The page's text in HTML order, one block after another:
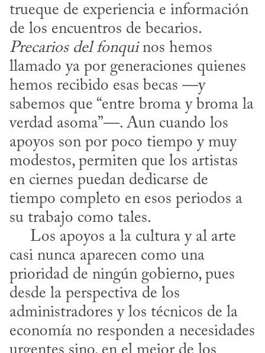
trueque de experiencia e información
Precarios del fonqui nos hemos
llamado ya por generaciones quienes
hemos recibido esas becas —y
sabemos que “entre broma y broma la
verdad asoma”—. Aun cuando los
apoyos son por poco tiempo y muy
modestos, permiten que los artistas
en ciernes puedan dedicarse de
tiempo completo en esos periodos a
su trabajo como tales.
casi nunca aparecen como una
prioridad de ningún gobierno, pues
desde la perspectiva de los
administradores y los técnicos de la
economía no responden a necesidades